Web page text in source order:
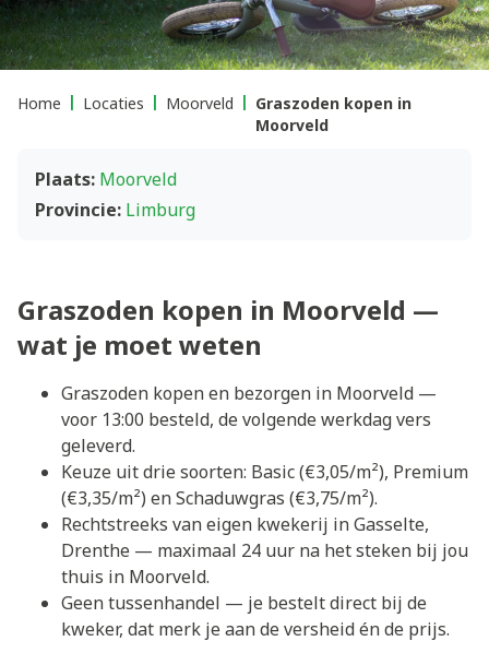
Home Locaties Moorveld
Graszoden kopen in
Moorveld
Plaats: Moorveld
Provincie: Limburg
Graszoden kopen in Moorveld —
wat je moet weten
Graszoden kopen en bezorgen in Moorveld —
voor 13:00 besteld, de volgende werkdag vers
geleverd.
Keuze uit drie soorten: Basic (€3,05/m²), Premium
(€3,35/m²) en Schaduwgras (€3,75/m²).
Rechtstreeks van eigen kwekerij in Gasselte,
Drenthe — maximaal 24 uur na het steken bij jou
thuis in Moorveld.
Geen tussenhandel — je bestelt direct bij de
kweker, dat merk je aan de versheid én de prijs.